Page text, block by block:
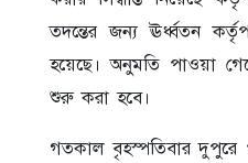
তদন্তের জন্য ঊর্ধ্বতন
হয়েছে। অনুমতি পাওয়া
শুরু করা হবে।
গতকাল বৃহস্পতিবার দুপুরে